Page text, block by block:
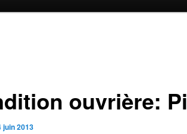
ouvrière:
juin 2013